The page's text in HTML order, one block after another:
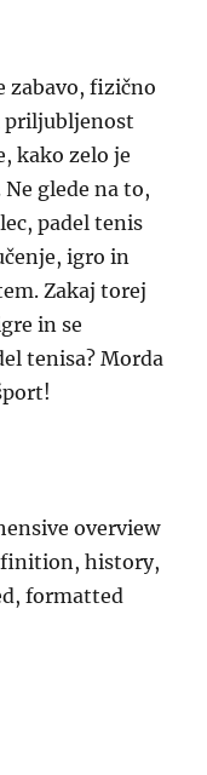
zabavo, fizično
priljubljenost
kako zelo je
glede na to,
padel tenis
igro in
Zakaj torej
in se
tenisa? Morda
overview
history,
formatted